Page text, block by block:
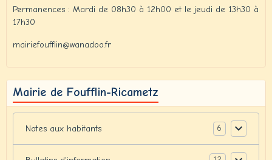
Permanences : Mardi de 08h30 à 12h00 et le jeudi de 13h30 à
17h30
mairiefoufflin@wanadoo.fr
Mairie de Foufflin-Ricametz
Notes aux habitants 6